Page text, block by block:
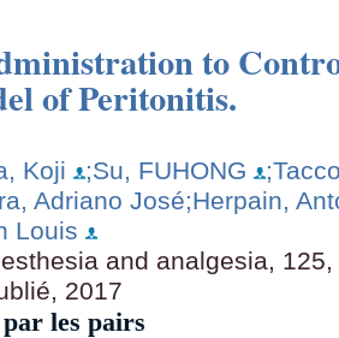
to
of Peritonitis.
Koji ;Su, FUHONG
Adriano José;Herpain,
Louis
and analgesia,
2017
les pairs